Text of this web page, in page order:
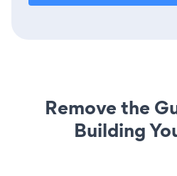
Remove the
Building